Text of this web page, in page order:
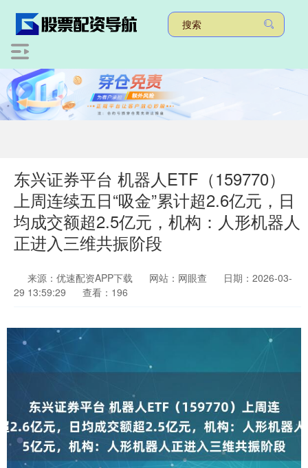
东兴证券平台 机器人ETF（159770）
上周连续五日“吸金”累计超2.6亿元，日
均成交额超2.5亿元，机构：人形机器人
正进入三维共振阶段
来源：优速配资APP下载 网站：网眼查
日期：2026-03-
29 13:59:29
查看：196